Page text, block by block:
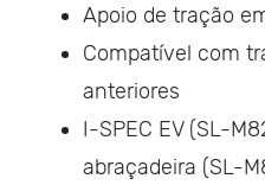
Apoio de tração
Compatível com
anteriores
I-SPEC EV (SL-
abraçadeira (SL-